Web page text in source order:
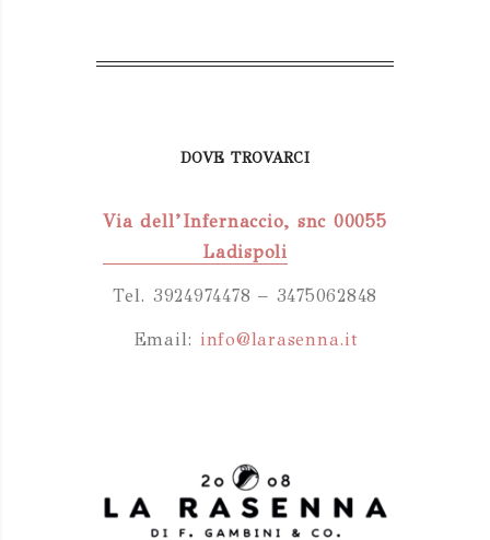
DOVE TROVARCI
Via dell’Infernaccio, snc 00055
Ladispoli
Tel. 3924974478 – 3475062848
Email: info@larasenna.it